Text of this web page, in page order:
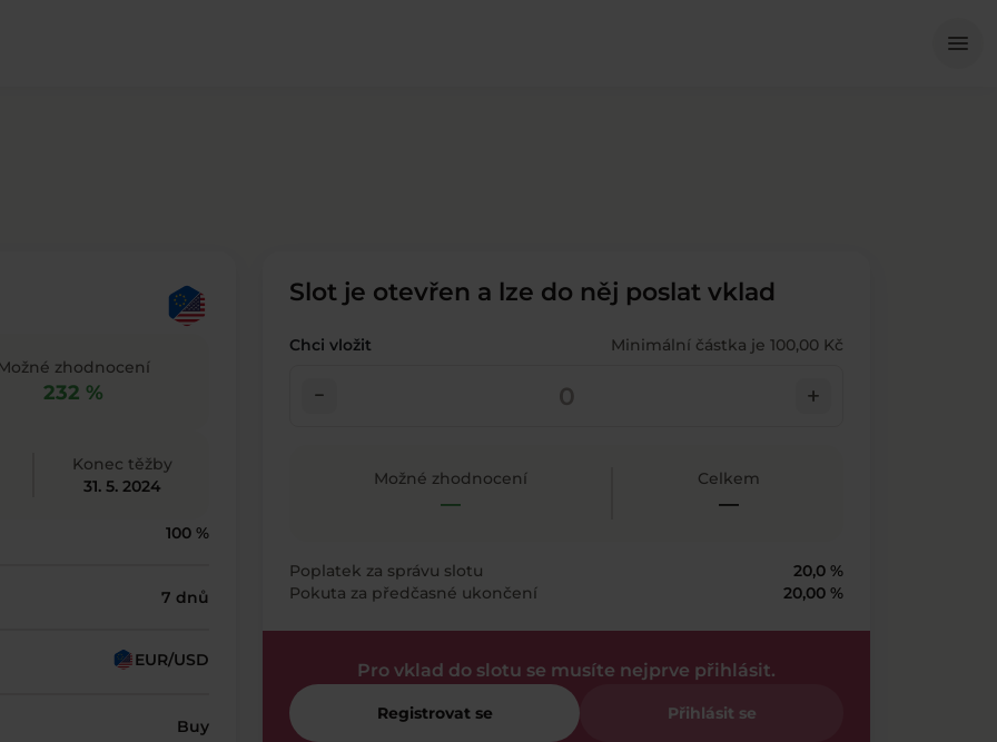
menu
Možné zhodnocení
232 %
Konec těžby
31. 5. 2024
100 %
7 dnů
EUR/USD
Buy
Slot je otevřen a lze do něj poslat vklad
Chci vložit Minimální částka je 100,00 Kč
check_indeterminate_small add
Možné zhodnocení
—
Celkem
—
Poplatek za správu slotu
20,0 %
Pokuta za předčasné ukončení
20,00 %
Pro vklad do slotu se musíte nejprve přihlásit.
Registrovat se Přihlásit se